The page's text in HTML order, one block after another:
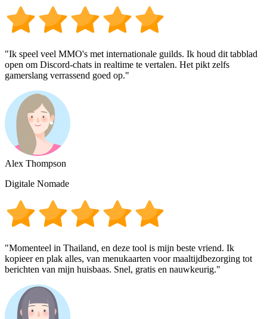
"Ik speel veel MMO's met internationale guilds. Ik houd dit tabblad
open om Discord-chats in realtime te vertalen. Het pikt zelfs
gamerslang verrassend goed op."
Alex Thompson
Digitale Nomade
"Momenteel in Thailand, en deze tool is mijn beste vriend. Ik
kopieer en plak alles, van menukaarten voor maaltijdbezorging tot
berichten van mijn huisbaas. Snel, gratis en nauwkeurig."